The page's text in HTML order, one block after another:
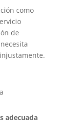
como
de
adecuada